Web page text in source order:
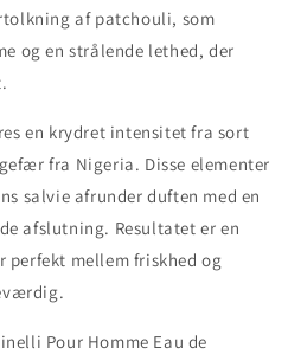
af patchouli, som
og en strålende lethed, der
en krydret intensitet fra sort
fra Nigeria. Disse elementer
salvie afrunder duften med en
afslutning. Resultatet er en
perfekt mellem friskhed og
Pour Homme Eau de